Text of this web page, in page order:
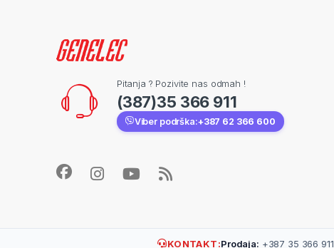
Pitanja ? Pozivite nas odmah !
(387)35 366 911
Viber podrška:+387 62 366 600
KONTAKT:Prodaja: +387 35 366 911